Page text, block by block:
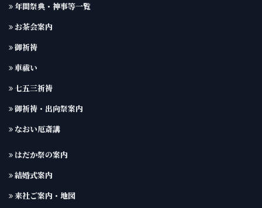
年間祭典・神事等一覧
お茶会案内
御祈祷
車祓い
七五三祈祷
御祈祷・出向祭案内
なおい厄斎講
はだか祭の案内
結婚式案内
来社ご案内・地図